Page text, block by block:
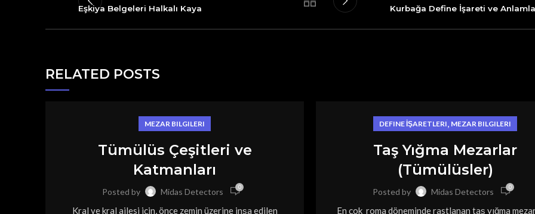
Eşkiya Belgeleri Halkalı Kaya
Kurbağa Define İşareti ve
RELATED POSTS
MEZAR BILGILERI
Tümülüs Çeşitleri ve
Katmanları
Posted by Midas Detectors 0
Kral ve kral ailesi için, önce zemin üzerine inşa edilen
DEFINE İŞARETLERI, MEZAR BILGILERI
Taş Yığma Mezarlar
(Tümülüsler)
Posted by Midas Detectors 0
En çok roma döneminde rastlanan taş yığma